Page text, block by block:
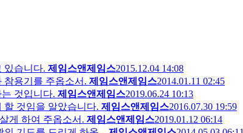
있습니다. 제임스앤제임스2015.12.04 14:08
참용기를 주옵소서. 제임스앤제임스2014.01.11 02:45
것입니다. 제임스앤제임스2019.06.24 10:13
할 것임을 알았습니다. 제임스앤제임스2016.07.30 19:59
게 하여 주옵소서. 제임스앤제임스2019.01.12 06:14